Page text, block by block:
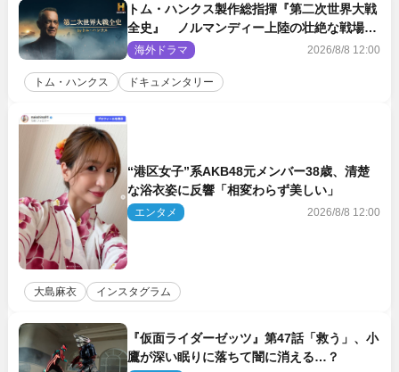
トム・ハンクス製作総指揮『第二次世界大戦
全史』 ノルマンディー上陸の壮絶な戦場を
収めた特別映像解禁
海外ドラマ 2026/8/8 12:00
トム・ハンクス ドキュメンタリー
“港区女子”系AKB48元メンバー38歳、清楚
な浴衣姿に反響「相変わらず美しい」
エンタメ 2026/8/8 12:00
大島麻衣 インスタグラム
『仮面ライダーゼッツ』第47話「救う」、小
鷹が深い眠りに落ちて闇に消える…？